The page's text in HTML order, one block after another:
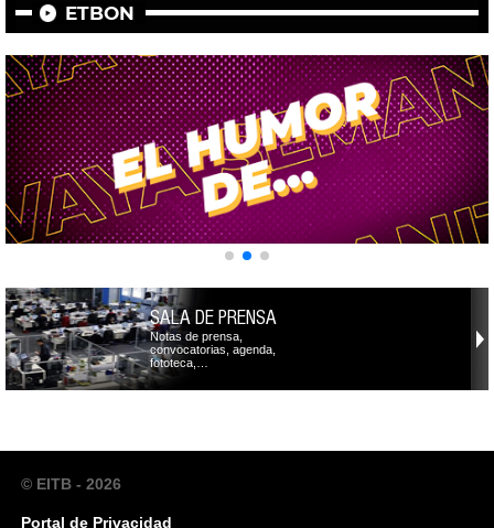
ETBON
SALA DE PRENSA
Notas de prensa,
convocatorias, agenda,
fototeca,…
© EITB - 2026
Portal de Privacidad